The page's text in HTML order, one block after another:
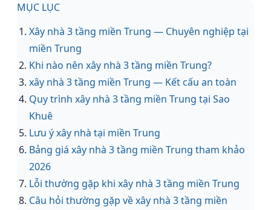
MỤC LỤC
Xây nhà 3 tầng miền Trung — Chuyên nghiệp tại
miền Trung
Khi nào nên xây nhà 3 tầng miền Trung?
xây nhà 3 tầng miền Trung — Kết cấu an toàn
Quy trình xây nhà 3 tầng miền Trung tại Sao
Khuê
Lưu ý xây nhà tại miền Trung
Bảng giá xây nhà 3 tầng miền Trung tham khảo
2026
Lỗi thường gặp khi xây nhà 3 tầng miền Trung
Câu hỏi thường gặp về xây nhà 3 tầng miền